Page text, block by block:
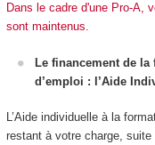
Dans le cadre d'une Pro-A,
sont maintenus.
Le financement de
d’emploi : l’Aide
L’Aide individuelle à la
restant à votre charge, suite